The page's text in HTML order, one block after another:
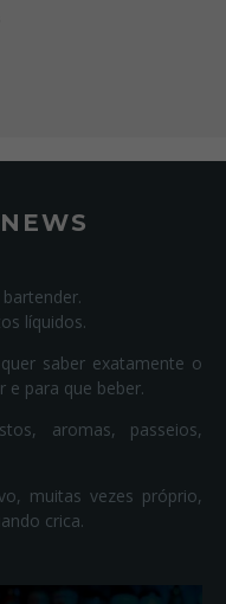
líquidos.
saber exatamente o
e para que beber.
aromas, passeios,
muitas vezes próprio,
crica.